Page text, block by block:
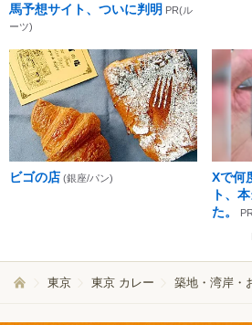
馬予想サイト、ついに判明 PR(ル
ーツ)
ビゴの店 (銀座/パン)
Xで何
ト、
た。
東京 東京 カレー 築地・湾岸・